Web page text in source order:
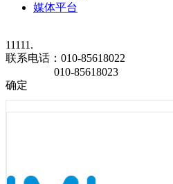
媒体平台
11111.
联系电话： 010-85618022
010-85618023
确定